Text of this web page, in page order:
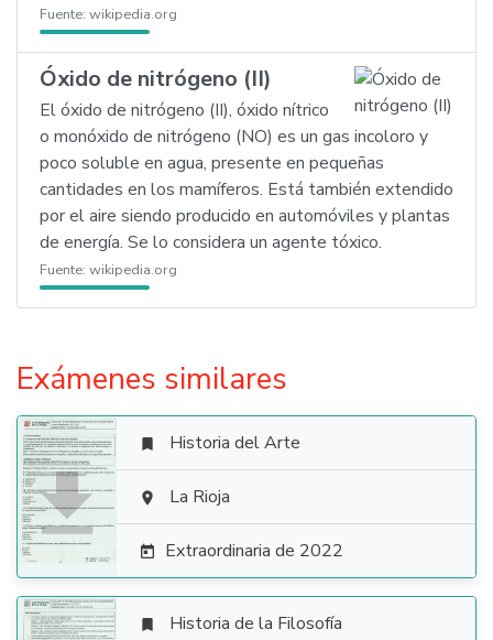
Fuente: wikipedia.org
Óxido de nitrógeno (II)
El óxido de nitrógeno (II), óxido nítrico
o monóxido de nitrógeno (NO) es un gas incoloro y
poco soluble en agua, presente en pequeñas
cantidades en los mamíferos. Está también extendido
por el aire siendo producido en automóviles y plantas
de energía. Se lo considera un agente tóxico.
Fuente: wikipedia.org
Exámenes similares

 Historia del Arte
 La Rioja
 Extraordinaria de 2022
 Historia de la Filosofía